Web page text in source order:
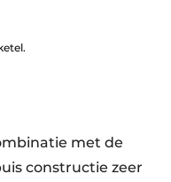
met de
constructie zeer